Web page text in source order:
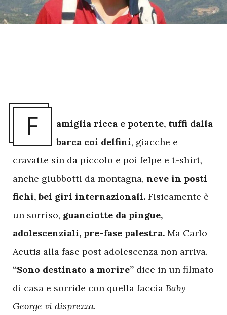
F
amiglia ricca e potente, tuffi dalla
barca coi delfini, giacche e
cravatte sin da piccolo e poi felpe e t-shirt,
anche giubbotti da montagna, neve in posti
fichi, bei giri internazionali. Fisicamente è
un sorriso, guanciotte da pingue,
adolescenziali, pre-fase palestra. Ma Carlo
Acutis alla fase post adolescenza non arriva.
“Sono destinato a morire” dice in un filmato
di casa e sorride con quella faccia Baby
George vi disprezza.